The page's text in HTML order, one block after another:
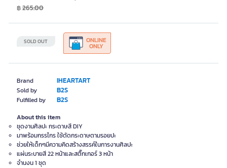
Brand IHEARTART
Sold by B2S
Fulfilled by B2S
SOLD OUT ONLINE
ONLY
฿265.00
About this item
ชุดงานศิลปะ กระดาษสี DIY
มาพร้อมกรรไกร ใช้ตัดกระดาษตามรอยปะ
ช่วยให้เด็กๆมีความคิดสร้างสรรค์ในการงานศิลปะ
แผ่นระบายสี 22 หน้าและสติ๊กเกอร์ 3 หน้า
จำนงน 1 ชุด